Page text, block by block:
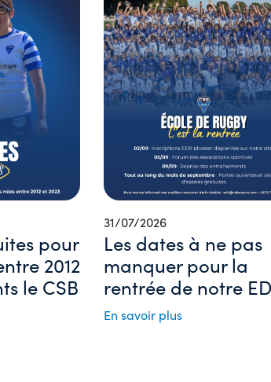
pour
2012
le CSB
31/07/2026
Les dates à ne pas
manquer pour la
rentrée de notre
En savoir plus